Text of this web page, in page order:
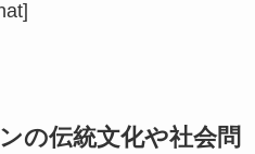
の伝統文化や社会問